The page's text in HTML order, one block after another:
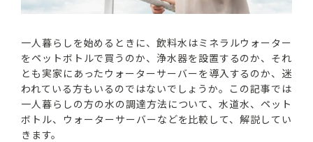
一人暮らしを始めるときに、飲料水はミネラルウォーター
をペットボトルで買うのか、浄水器を設置するのか、それ
とも実家にあったウォーターサーバーを導入するのか、迷
われている方もいるのではないでしょうか。この記事では
一人暮らしの方の水の調達方法について、水道水、ペット
ボトル、ウォーターサーバーなどを比較して、解説してい
きます。